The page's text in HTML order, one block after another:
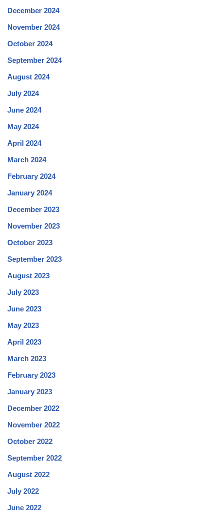
December 2024
November 2024
October 2024
September 2024
August 2024
July 2024
June 2024
May 2024
April 2024
March 2024
February 2024
January 2024
December 2023
November 2023
October 2023
September 2023
August 2023
July 2023
June 2023
May 2023
April 2023
March 2023
February 2023
January 2023
December 2022
November 2022
October 2022
September 2022
August 2022
July 2022
June 2022